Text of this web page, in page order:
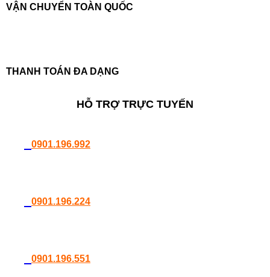
VẬN CHUYỂN TOÀN QUỐC
THANH TOÁN ĐA DẠNG
HỖ TRỢ TRỰC TUYẾN
0901.196.992
0901.196.224
0901.196.551